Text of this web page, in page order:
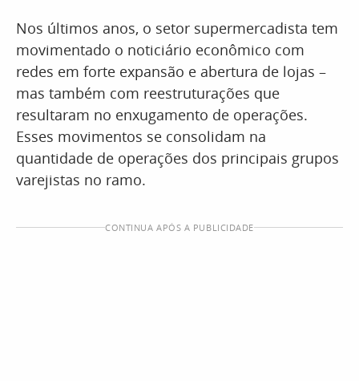
Nos últimos anos, o setor supermercadista tem
movimentado o noticiário econômico com
redes em forte expansão e abertura de lojas –
mas também com reestruturações que
resultaram no enxugamento de operações.
Esses movimentos se consolidam na
quantidade de operações dos principais grupos
varejistas no ramo.
CONTINUA APÓS A PUBLICIDADE